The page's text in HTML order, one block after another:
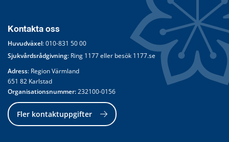
Kontakta oss
Huvudväxel: 010-831 50 00
Sjukvårdsrådgivning: Ring 1177 eller besök 1177.se
Adress: Region Värmland
651 82 Karlstad
Organisationsnummer: 232100-0156
Fler kontaktuppgifter